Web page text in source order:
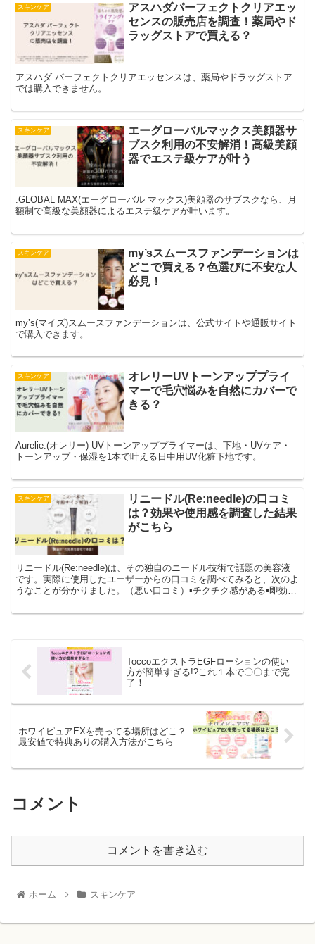
スキンケア
アスハダパーフェクトクリアエッ
センスの販売店を調査！薬局やド
ラッグストアで買える？
アスハダ パーフェクトクリアエッセンスは、薬局やドラッグストア
では購入できません。
スキンケア
エーグローバルマックス美顔器サ
ブスク利用の不安解消！高級美顔
器でエステ級ケアが叶う
.GLOBAL MAX(エーグローバル マックス)美顔器のサブスクなら、月
額制で高級な美顔器によるエステ級ケアが叶います。
スキンケア
my’sスムースファンデーションは
どこで買える？色選びに不安な人
必見！
my’s(マイズ)スムースファンデーションは、公式サイトや通販サイト
で購入できます。
スキンケア
オレリーUVトーンアッププライ
マーで毛穴悩みを自然にカバーで
きる？
Aurelie.(オレリー) UVトーンアッププライマーは、下地・UVケア・
トーンアップ・保湿を1本で叶える日中用UV化粧下地です。
スキンケア
リニードル(Re:needle)の口コミ
は？効果や使用感を調査した結果
がこちら
リニードル(Re:needle)は、その独自のニードル技術で話題の美容液
です。実際に使用したユーザーからの口コミを調べてみると、次のよ
うなことが分かりました。（悪い口コミ）▪チクチク感がある▪即効性
がふっくらしてくる
ToccoエクストラEGFローションの使い
方が簡単すぎる!?これ１本で〇〇まで完
了！
ホワイピュアEXを売ってる場所はどこ？
最安値で特典ありの購入方法がこちら
コメント
コメントを書き込む
ホーム スキンケア